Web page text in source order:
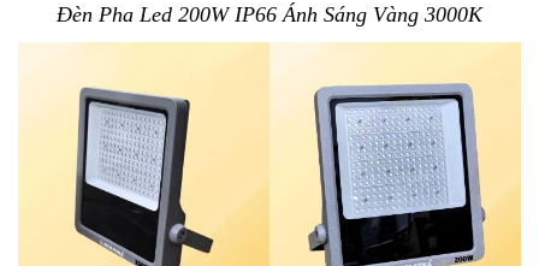
Đèn Pha Led 200W IP66 Ánh Sáng Vàng 3000K